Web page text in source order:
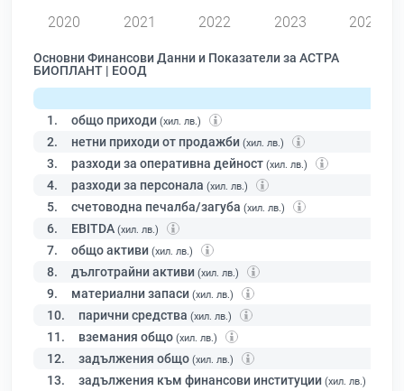
2020 2021 2022 2023 2024
Основни Финансови Данни и Показатели за АСТРА
БИОПЛАНТ | ЕООД
1. общо приходи (хил. лв.)
2. нетни приходи от продажби (хил. лв.)
3. разходи за оперативна дейност (хил. лв.)
4. разходи за персонала (хил. лв.)
5. счетоводна печалба/загуба (хил. лв.)
6. EBITDA (хил. лв.)
7. общо активи (хил. лв.)
8. дълготрайни активи (хил. лв.)
9. материални запаси (хил. лв.)
10. парични средства (хил. лв.)
11. вземания общо (хил. лв.)
12. задължения общо (хил. лв.)
13. задължения към финансови институции (хил. лв.)